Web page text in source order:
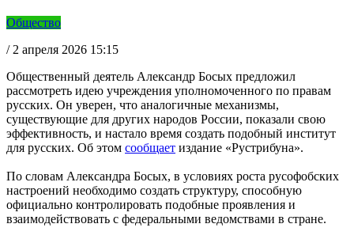
Общество
/ 2 апреля 2026 15:15
Общественный деятель Александр Босых предложил
рассмотреть идею учреждения уполномоченного по правам
русских. Он уверен, что аналогичные механизмы,
существующие для других народов России, показали свою
эффективность, и настало время создать подобный институт
для русских. Об этом сообщает издание «Рустрибуна».
По словам Александра Босых, в условиях роста русофобских
настроений необходимо создать структуру, способную
официально контролировать подобные проявления и
взаимодействовать с федеральными ведомствами в стране.